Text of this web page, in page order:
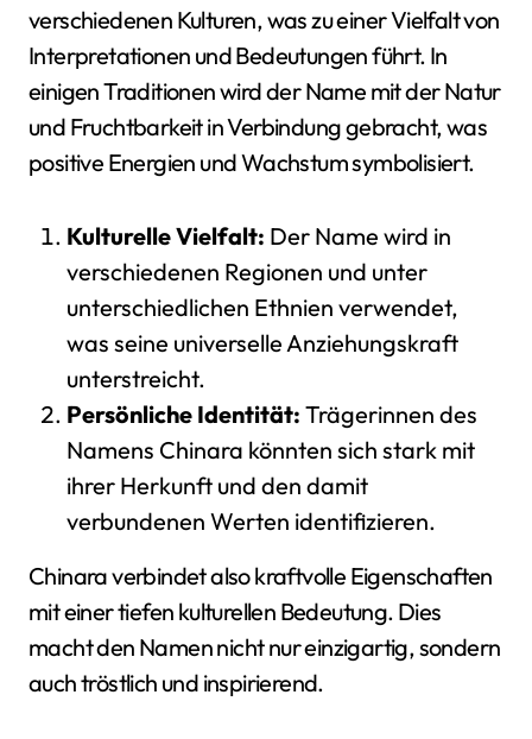
verschiedenen Kulturen, was zu einer Vielfalt von
Interpretationen und Bedeutungen führt. In
einigen Traditionen wird der Name mit der Natur
und Fruchtbarkeit in Verbindung gebracht, was
positive Energien und Wachstum symbolisiert.
Kulturelle Vielfalt: Der Name wird in
verschiedenen Regionen und unter
unterschiedlichen Ethnien verwendet,
was seine universelle Anziehungskraft
unterstreicht.
Persönliche Identität: Trägerinnen des
Namens Chinara könnten sich stark mit
ihrer Herkunft und den damit
verbundenen Werten identifizieren.
Chinara verbindet also kraftvolle Eigenschaften
mit einer tiefen kulturellen Bedeutung. Dies
macht den Namen nicht nur einzigartig, sondern
auch tröstlich und inspirierend.